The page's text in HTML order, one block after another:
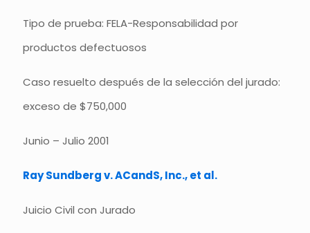
Tipo de prueba: FELA-Responsabilidad por
productos defectuosos
Caso resuelto después de la selección del jurado:
exceso de $750,000
Junio – Julio 2001
Ray Sundberg v. ACandS, Inc., et al.
Juicio Civil con Jurado